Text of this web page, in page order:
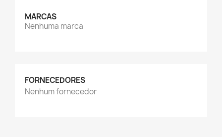
MARCAS
Nenhuma marca
FORNECEDORES
Nenhum fornecedor